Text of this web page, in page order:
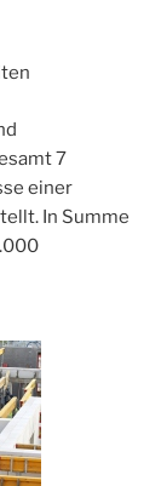
7
einer
In Summe